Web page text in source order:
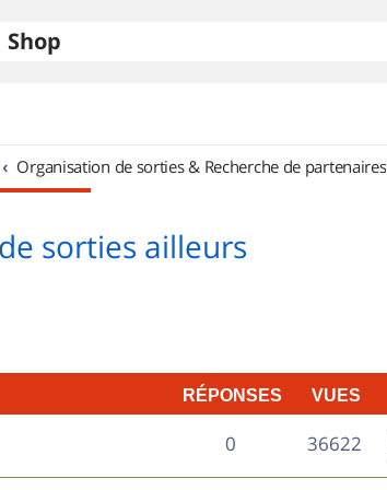
Shop
Organisation de sorties & Recherche de partenaires
sorties ailleurs
RÉPONSES VUES
0R
é
36622V
u